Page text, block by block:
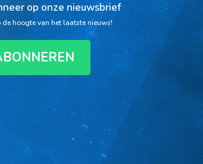
op onze nieuwsbrief
hoogte van het laatste nieuws!